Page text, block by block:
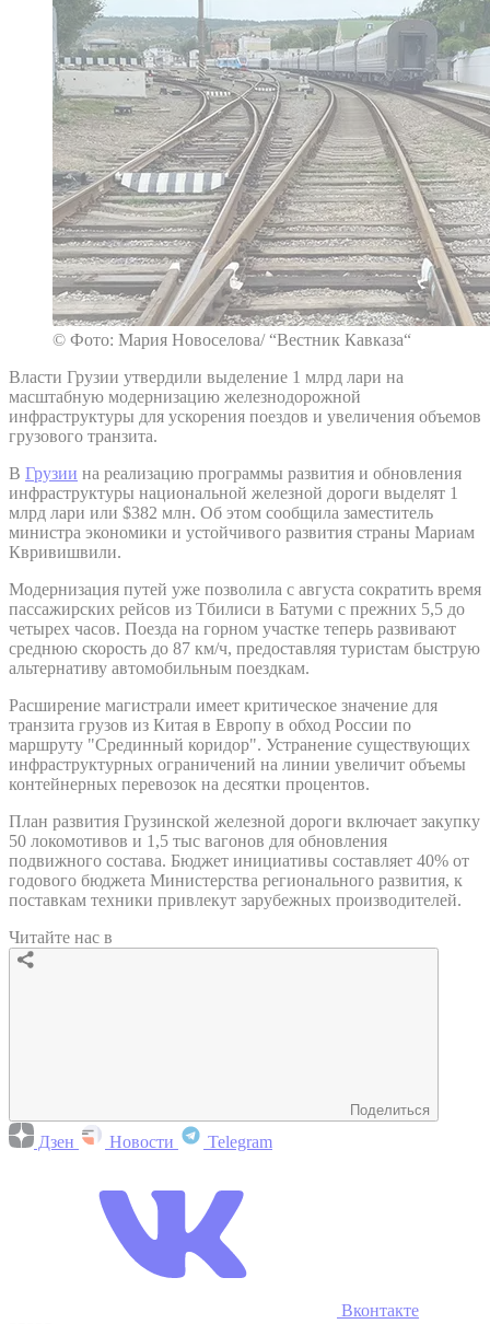
© Фото: Мария Новоселова/ “Вестник Кавказа“
Власти Грузии утвердили выделение 1 млрд лари на
масштабную модернизацию железнодорожной
инфраструктуры для ускорения поездов и увеличения объемов
грузового транзита.
В Грузии на реализацию программы развития и обновления
инфраструктуры национальной железной дороги выделят 1
млрд лари или $382 млн. Об этом сообщила заместитель
министра экономики и устойчивого развития страны Мариам
Квривишвили.
Модернизация путей уже позволила с августа сократить время
пассажирских рейсов из Тбилиси в Батуми с прежних 5,5 до
четырех часов. Поезда на горном участке теперь развивают
среднюю скорость до 87 км/ч, предоставляя туристам быструю
альтернативу автомобильным поездкам.
Расширение магистрали имеет критическое значение для
транзита грузов из Китая в Европу в обход России по
маршруту "Срединный коридор". Устранение существующих
инфраструктурных ограничений на линии увеличит объемы
контейнерных перевозок на десятки процентов.
План развития Грузинской железной дороги включает закупку
50 локомотивов и 1,5 тыс вагонов для обновления
подвижного состава. Бюджет инициативы составляет 40% от
годового бюджета Министерства регионального развития, к
поставкам техники привлекут зарубежных производителей.
Читайте нас в
Поделиться
Дзен Новости Telegram
Вконтакте